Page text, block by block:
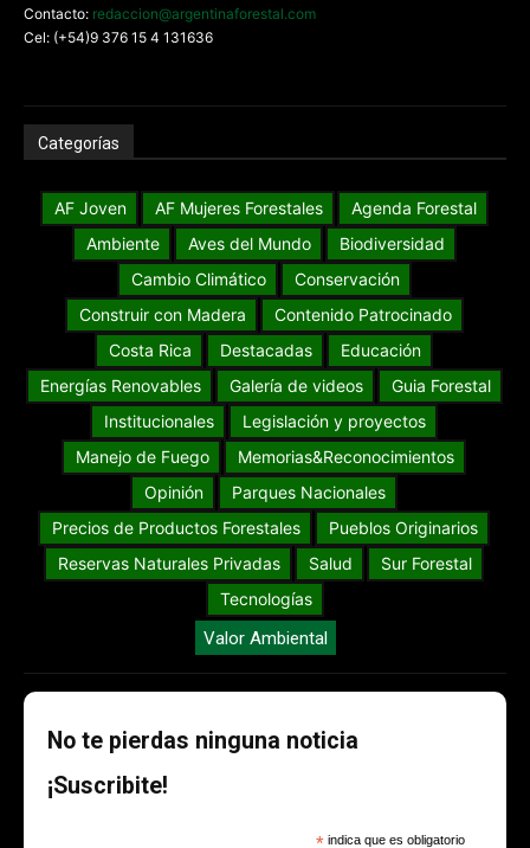
Contacto: redaccion@argentinaforestal.com
Cel: (+54)9 376 15 4 131636
Categorías
AF Joven AF Mujeres Forestales
Agenda Forestal
Ambiente
Aves del Mundo
Biodiversidad
Cambio Climático
Conservación
Construir con Madera
Contenido Patrocinado
Costa Rica
Destacadas
Educación
Energías Renovables
Galería de videos
Guia Forestal
Institucionales
Legislación y proyectos
Manejo de Fuego
Memorias&Reconocimientos
Opinión
Parques Nacionales
Precios de Productos Forestales
Pueblos Originarios
Reservas Naturales Privadas
Salud
Sur Forestal
Tecnologías
Valor Ambiental
No te pierdas ninguna noticia
¡Suscribite!
* indica que es obligatorio